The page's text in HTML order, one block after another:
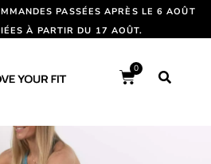
PASSÉES APRÈS LE 6 AOÛT
À PARTIR DU 17 AOÛT.
0